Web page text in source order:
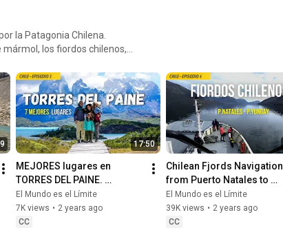
la Patagonia Chilena.
mármol, los fiordos chilenos,
17:50
MEJORES lugares en
TORRES DEL PAINE.
MIRADORES y CIRCUITOS
IMPERDIBLES.
El Mundo es el Límite
7K views • 2 years ago
CC
Chilean Fjords Navigation
from Puerto Natales to
Puerto Yungay on the
Carretera Austral
El Mundo es el Límite
39K views • 2 years ago
CC